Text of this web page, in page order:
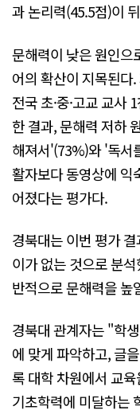
과 논리력(45.5점)이
문해력이 낮은 원인으
어의 확산이 지목된다
전국 초·중·고교 교사
한 결과, 문해력 저하
해져서'(73%)와 '독서
활자보다 동영상에 익
어졌다는 평가다.
경북대는 이번 평가
이가 없는 것으로 분
반적으로 문해력을 높
경북대 관계자는 "학
에 맞게 파악하고, 글
록 대학 차원에서 교
기초학력에 미달하는